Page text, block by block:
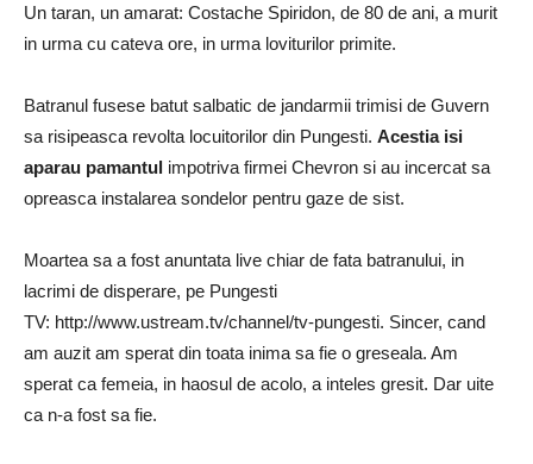
Un taran, un amarat: Costache Spiridon, de 80 de ani, a murit
in urma cu cateva ore, in urma loviturilor primite.
Batranul fusese batut salbatic de jandarmii trimisi de Guvern
sa risipeasca revolta locuitorilor din Pungesti. Acestia isi
aparau pamantul impotriva firmei Chevron si au incercat sa
opreasca instalarea sondelor pentru gaze de sist.
Moartea sa a fost anuntata live chiar de fata batranului, in
lacrimi de disperare, pe Pungesti
TV: http://www.ustream.tv/channel/tv-pungesti. Sincer, cand
am auzit am sperat din toata inima sa fie o greseala. Am
sperat ca femeia, in haosul de acolo, a inteles gresit. Dar uite
ca n-a fost sa fie.